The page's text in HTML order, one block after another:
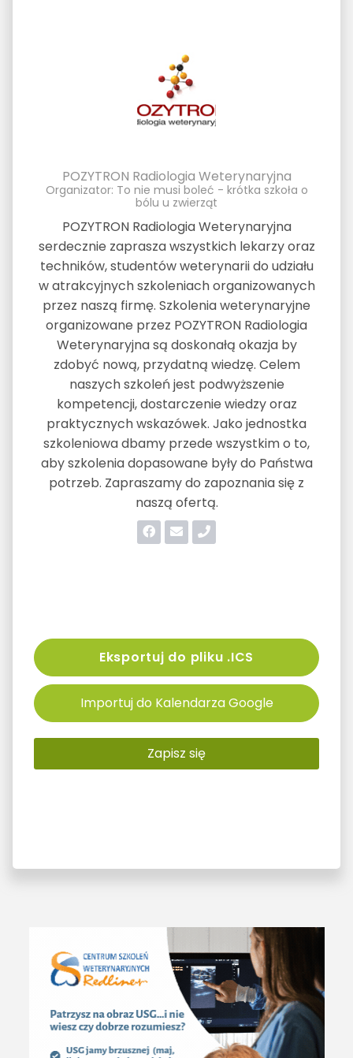
POZYTRON Radiologia Weterynaryjna
Organizator: To nie musi boleć - krótka szkoła o
bólu u zwierząt
POZYTRON Radiologia Weterynaryjna
serdecznie zaprasza wszystkich lekarzy oraz
techników, studentów weterynarii do udziału
w atrakcyjnych szkoleniach organizowanych
przez naszą firmę. Szkolenia weterynaryjne
organizowane przez POZYTRON Radiologia
Weterynaryjna są doskonałą okazja by
zdobyć nową, przydatną wiedzę. Celem
naszych szkoleń jest podwyższenie
kompetencji, dostarczenie wiedzy oraz
praktycznych wskazówek. Jako jednostka
szkoleniowa dbamy przede wszystkim o to,
aby szkolenia dopasowane były do Państwa
potrzeb. Zapraszamy do zapoznania się z
naszą ofertą.
Eksportuj do pliku .ICS
Importuj do Kalendarza Google
Zapisz się